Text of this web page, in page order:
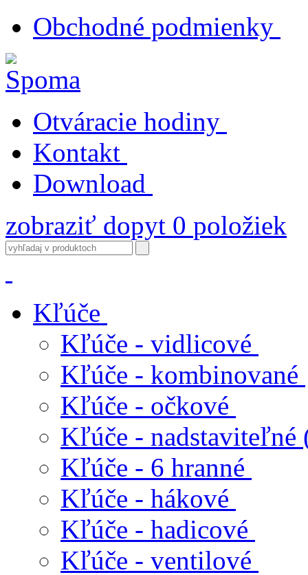
Obchodné podmienky
Otváracie hodiny
Kontakt
Download
zobraziť dopyt 0 položiek
Kľúče
Kľúče - vidlicové
Kľúče - kombinované
Kľúče - očkové
Kľúče - nadstaviteľné
Kľúče - 6 hranné
Kľúče - hákové
Kľúče - hadicové
Kľúče - ventilové